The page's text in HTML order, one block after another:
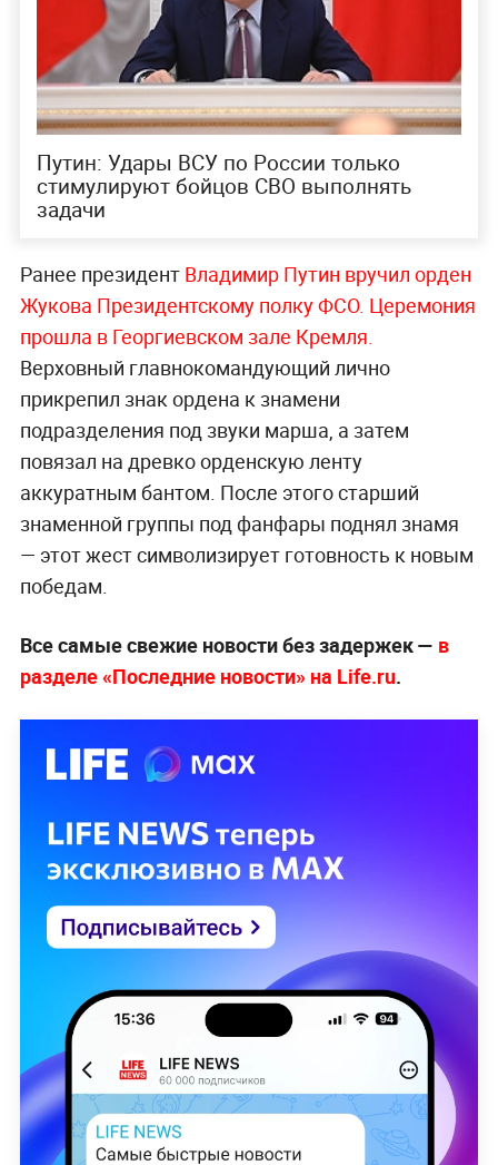
Путин: Удары ВСУ по России только
стимулируют бойцов СВО выполнять
задачи
Ранее президент Владимир Путин вручил орден
Жукова Президентскому полку ФСО. Церемония
прошла в Георгиевском зале Кремля.
Верховный главнокомандующий лично
прикрепил знак ордена к знамени
подразделения под звуки марша, а затем
повязал на древко орденскую ленту
аккуратным бантом. После этого старший
знаменной группы под фанфары поднял знамя
— этот жест символизирует готовность к новым
победам.
Все самые свежие новости без задержек — в
разделе «Последние новости» на Life.ru.